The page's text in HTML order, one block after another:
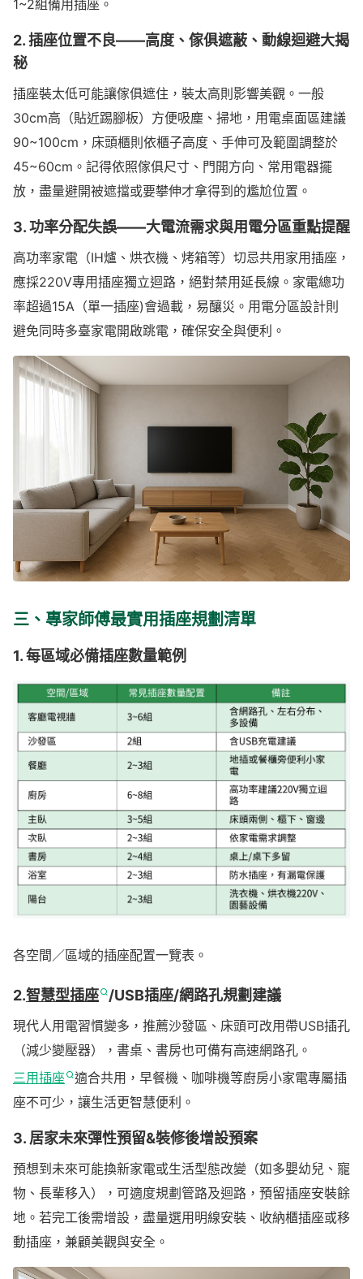
1~2組備用插座。
2. 插座位置不良——高度、傢俱遮蔽、動線迴避大揭
秘
插座裝太低可能讓傢俱遮住，裝太高則影響美觀。一般
30cm高（貼近踢腳板）方便吸塵、掃地，用電桌面區建議
90~100cm，床頭櫃則依櫃子高度、手伸可及範圍調整於
45~60cm。記得依照傢俱尺寸、門開方向、常用電器擺
放，盡量避開被遮擋或要攀伸才拿得到的尷尬位置。
3. 功率分配失誤——大電流需求與用電分區重點提醒
高功率家電（IH爐、烘衣機、烤箱等）切忌共用家用插座，
應採220V專用插座獨立迴路，絕對禁用延長線。家電總功
率超過15A（單一插座)會過載，易釀災。用電分區設計則
避免同時多臺家電開啟跳電，確保安全與便利。
三、專家師傅最實用插座規劃清單
1. 每區域必備插座數量範例
各空間／區域的插座配置一覽表。
2.智慧型插座 /USB插座/網路孔規劃建議
現代人用電習慣變多，推薦沙發區、床頭可改用帶USB插孔
（減少變壓器），書桌、書房也可備有高速網路孔。
三用插座 適合共用，早餐機、咖啡機等廚房小家電專屬插
座不可少，讓生活更智慧便利。
3. 居家未來彈性預留&裝修後增設預案
預想到未來可能換新家電或生活型態改變（如多嬰幼兒、寵
物、長輩移入），可適度規劃管路及迴路，預留插座安裝餘
地。若完工後需增設，盡量選用明線安裝、收納櫃插座或移
動插座，兼顧美觀與安全。